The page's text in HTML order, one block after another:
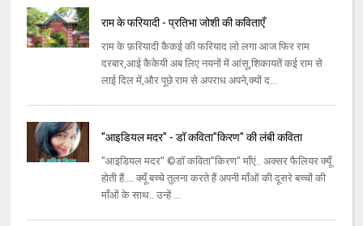
राम के फरियादी - प्रतिभा जोशी की कविताएँ
राम के फ़रियादी कैकई की फरियाद लो लगा आज फिर राम
दरबार,आई कैकेयी अब लिए नयनों में आंसू,शिकायतें कई राम से
लाई दिल में,और पूछे राम से अपराध अपने,क्यों द...
"आइडियल मदर" - डॉ कविता"किरण" की लंबी कविता
"आइडियल मदर" ©डॉ कविता"किरण" माँएं.. अक्सर फैलियर क्यूँ
होती हैं.... क्यूँ बच्चे तुलना करते हैं अपनी माँओं की दूसरे बच्चों की
माँओं के साथ.. उन्हें ...